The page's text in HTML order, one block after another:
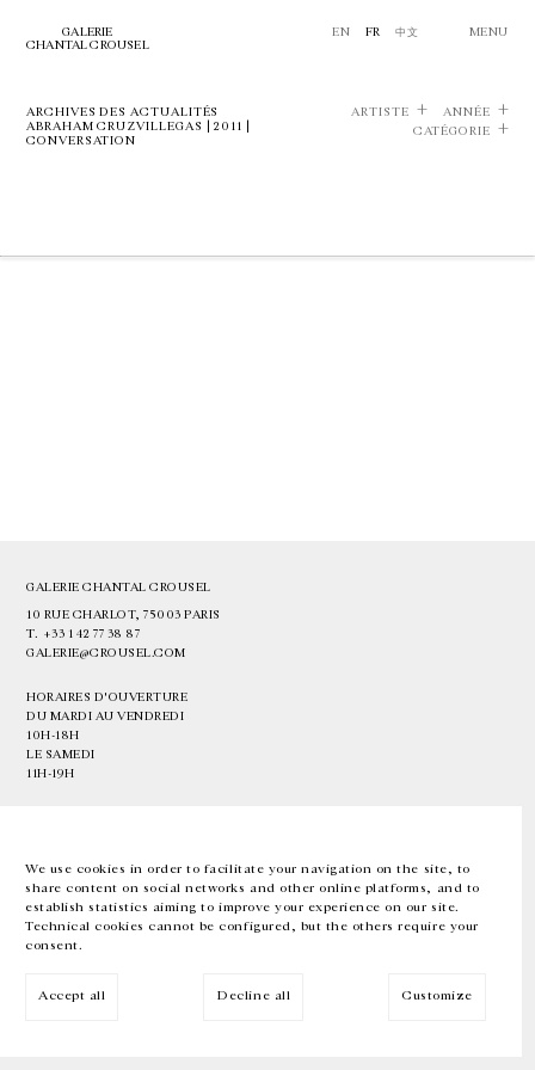
We use cookies in order to facilitate your navigation on the site, to
share content on social networks and other online platforms, and to
establish statistics aiming to improve your experience on our site.
Technical cookies cannot be configured, but the others require your
consent.
Accept all Decline all Customize
GALERIE
CHANTAL CROUSEL
EN FR 中文 MENU
ARCHIVES DES ACTUALITÉS
ABRAHAM CRUZVILLEGAS | 2011 |
CONVERSATION
ARTISTE
ANNÉE
CATÉGORIE
GALERIE CHANTAL CROUSEL
10 RUE CHARLOT, 75003 PARIS
T. +33 1 42 77 38 87
GALERIE@CROUSEL.COM
HORAIRES D'OUVERTURE
DU MARDI AU VENDREDI
10H-18H
LE SAMEDI
11H-19H
EN FR 中文 Facebook Instagram
Inscrivez-vous à notre newsletter